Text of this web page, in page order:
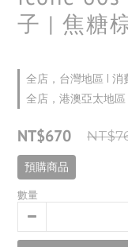
子 | 焦糖
全店，台灣地區 l
全店，港澳亞太地
NT$670
預購商品
數量